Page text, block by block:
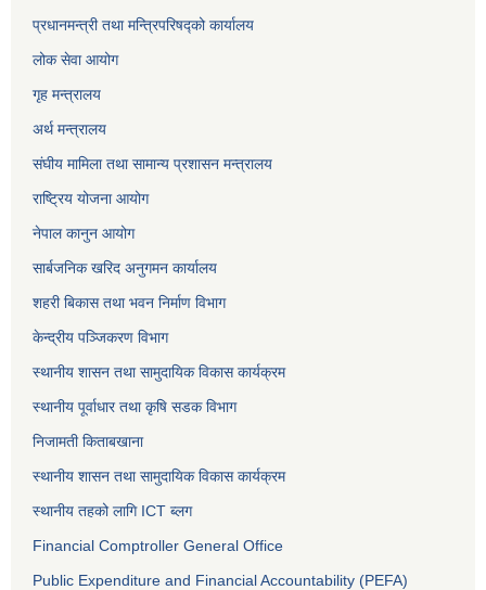
प्रधानमन्त्री तथा मन्त्रिपरिषद्को कार्यालय
लोक सेवाआयोग
गृह मन्त्रालय
अर्थ मन्त्रालय
संघीय मामिला तथा सामान्य प्रशासन मन्त्रालय
राष्ट्रिय योजना आयोग
नेपाल कानुन आयोग
सार्बजनिक खरिद अनुगमन कार्यालय
शहरी बिकास तथा भवन निर्माण विभाग
केन्द्रीय पञ्जिकरण विभाग
स्थानीय शासन तथा सामुदायिक विकास कार्यक्रम
स्थानीय पूर्वाधार तथा कृषि सडक विभाग
निजामती किताबखाना
स्थानीय शासन तथा सामुदायिक विकास कार्यक्रम
स्थानीय तहको लागि ICT ब्लग
Financial Comptroller General Office
Public Expenditure and Financial Accountability (PEFA)